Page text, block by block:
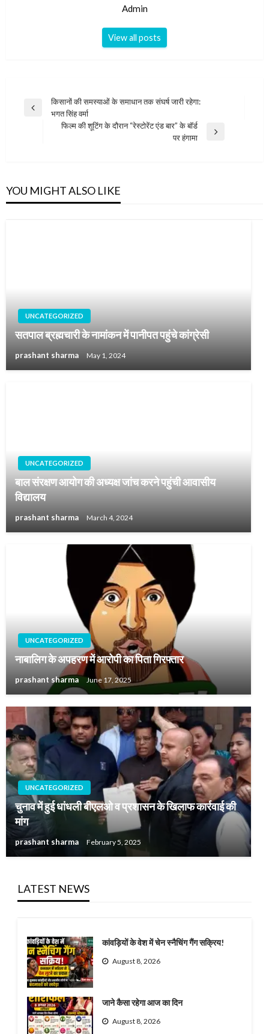
Admin
View all posts
Post
navigation
Previous
किसानों की समस्याओं के समाधान तक संघर्ष जारी रहेगा:
भगत सिंह वर्मा
फिल्म की शूटिंग के दौरान “रेस्टोरेंट एंड बार” के बॉर्ड
पर हंगामा
YOU MIGHT ALSO LIKE
UNCATEGORIZED
सतपाल ब्रह्मचारी के नामांकन में पानीपत पहुंचे कांग्रेसी
prashant sharma May 1, 2024
UNCATEGORIZED
बाल संरक्षण आयोग की अध्यक्ष जांच करने पहुंची आवासीय
विद्यालय
prashant sharma March 4, 2024
UNCATEGORIZED
नाबालिग के अपहरण में आरोपी का पिता गिरफ्तार
prashant sharma June 17, 2025
UNCATEGORIZED
चुनाव में हुई धांधली बीएलओ व प्रशासन के खिलाफ कार्रवाई की
मांग
prashant sharma February 5, 2025
LATEST NEWS
कांवड़ियों के वेश में चेन स्नैचिंग गैंग सक्रिय!
August 8, 2026
जाने कैसा रहेगा आज का दिन
August 8, 2026